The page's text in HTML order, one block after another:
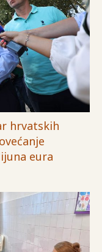
hrvatskih
eura